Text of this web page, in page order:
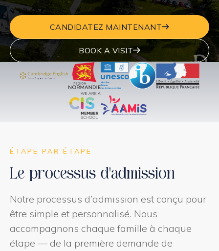
CANDIDATEZ MAINTENANT
BOOK A VISIT
ÉTAPE PAR ÉTAPE
Le processus d’admission
Notre processus d’admission est conçu pour
être simple et personnalisé. Nous
accompagnons chaque famille à chaque
étape — de la première demande de